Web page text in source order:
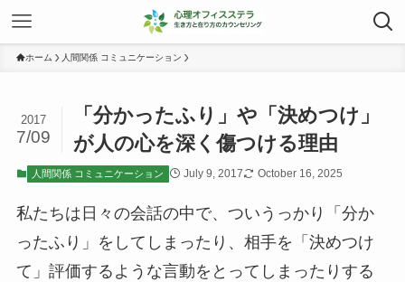
ホーム 人間関係 コミュニケーション
「分かったふり」や「決めつけ」
が人の心を深く傷つける理由
2017
7/09
人間関係 コミュニケーション July 9, 2017 October 16, 2025
私たちは日々の会話の中で、ついうっかり「分か
ったふり」をしてしまったり、相手を「決めつけ
て」評価するような言動をとってしまったりする